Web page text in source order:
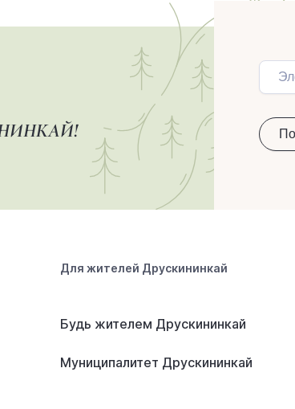
Для жителей Друскининкай
Будь жителем Друскининкай
Муниципалитет Друскининкай